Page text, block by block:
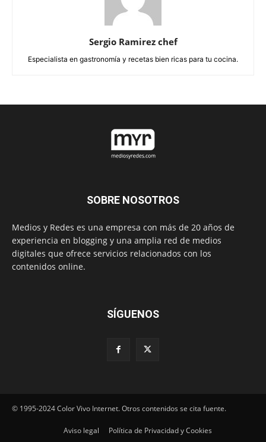
Sergio Ramirez chef
Especialista en gastronomía y recetas bien ricas para tu cocina.
SOBRE NOSOTROS
Medios y Redes es una empresa con más de 20 años de
experiencia en blogging y una amplia red de medios
digitales que ofrece servicios relacionados con los
contenidos online.
SÍGUENOS
© 1995-2024 Color Vivo Internet. Otros contenidos se cita fuente.
Aviso legal Política de Privacidad y Cookies